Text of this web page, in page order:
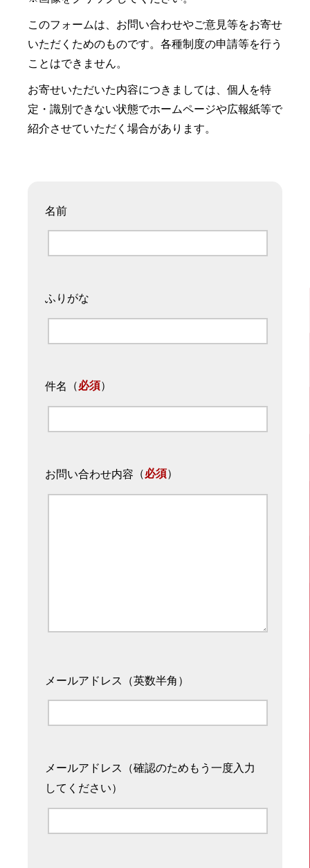
このフォームは、お問い合わせやご意見等をお寄せ
いただくためのものです。各種制度の申請等を行う
ことはできません。
お寄せいただいた内容につきましては、個人を特
定・識別できない状態でホームページや広報紙等で
紹介させていただく場合があります。
名前
ふりがな
件名 （必須）
お問い合わせ内容 （必須）
メールアドレス（英数半角）
メールアドレス（確認のためもう一度入力
してください）